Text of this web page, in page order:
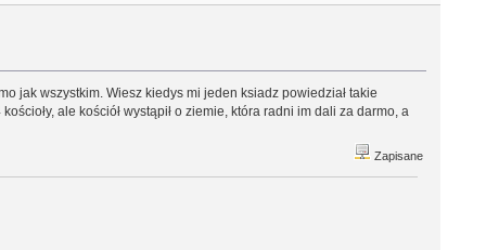
jak wszystkim. Wiesz kiedys mi jeden ksiadz powiedział takie
ale kościół wystąpił o ziemie, która radni im dali za darmo, a
Zapisane